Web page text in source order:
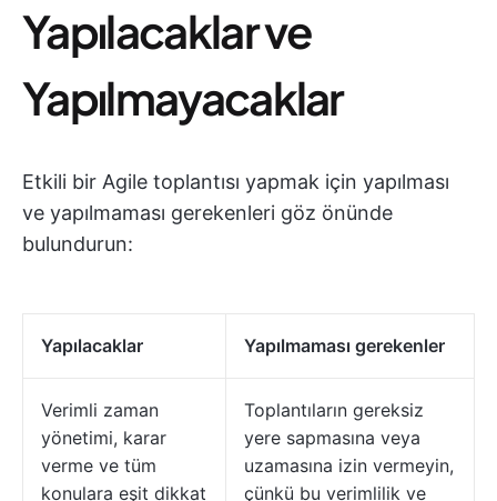
Yapılacaklar ve
Yapılmayacaklar
Etkili bir Agile toplantısı yapmak için yapılması
ve yapılmaması gerekenleri göz önünde
bulundurun:
Yapılacaklar Yapılmaması gerekenler
Verimli zaman
yönetimi, karar
verme ve tüm
konulara eşit dikkat
Toplantıların gereksiz
yere sapmasına veya
uzamasına izin vermeyin,
çünkü bu verimlilik ve